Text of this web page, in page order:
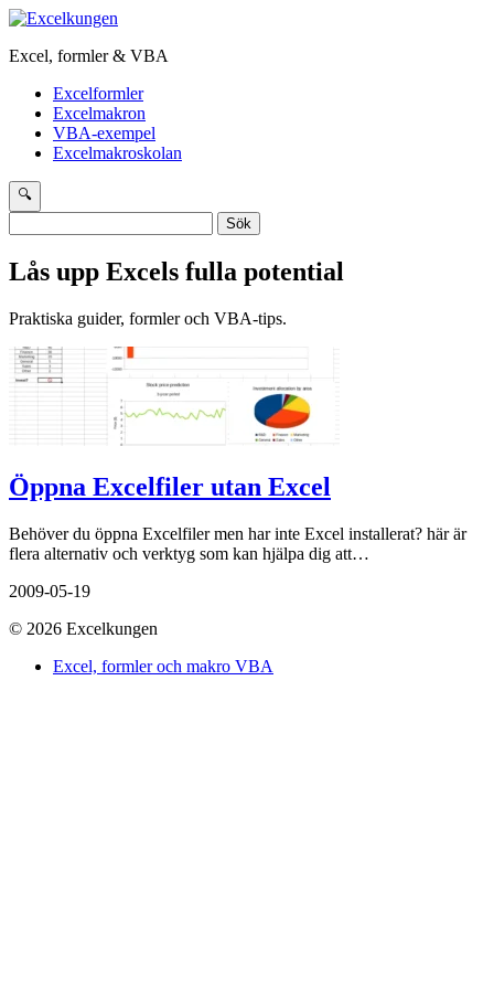
Excel, formler & VBA
Excelformler
Excelmakron
VBA-exempel
Excelmakroskolan
🔍
efter:
Lås upp Excels fulla potential
Praktiska guider, formler och VBA-tips.
Öppna Excelfiler utan Excel
Behöver du öppna Excelfiler men har inte Excel installerat? här är
flera alternativ och verktyg som kan hjälpa dig att…
2009-05-19
© 2026 Excelkungen
Excel, formler och makro VBA